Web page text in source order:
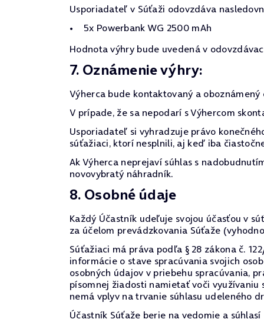
Usporiadateľ v Súťaži odovzdáva
5x Powerbank WG 2500 mAh
Hodnota výhry bude uvedená v
7. Oznámenie výhry:
Výherca bude kontaktovaný a
V prípade, že sa nepodarí s Výhercom
Usporiadateľ si vyhradzuje právo
súťažiaci, ktorí nesplnili, aj keď iba
Ak Výherca neprejaví súhlas s
novovybratý náhradník.
8. Osobné údaje
Každý Účastník udeľuje svojou účasťou v
za účelom prevádzkovania Súťaže
Súťažiaci má práva podľa § 28 zákona č.
informácie o stave spracúvania svojich
osobných údajov v priebehu spracúvania,
písomnej žiadosti namietať voči využívaniu
nemá vplyv na trvanie súhlasu udeleného
Účastník Súťaže berie na vedomie a